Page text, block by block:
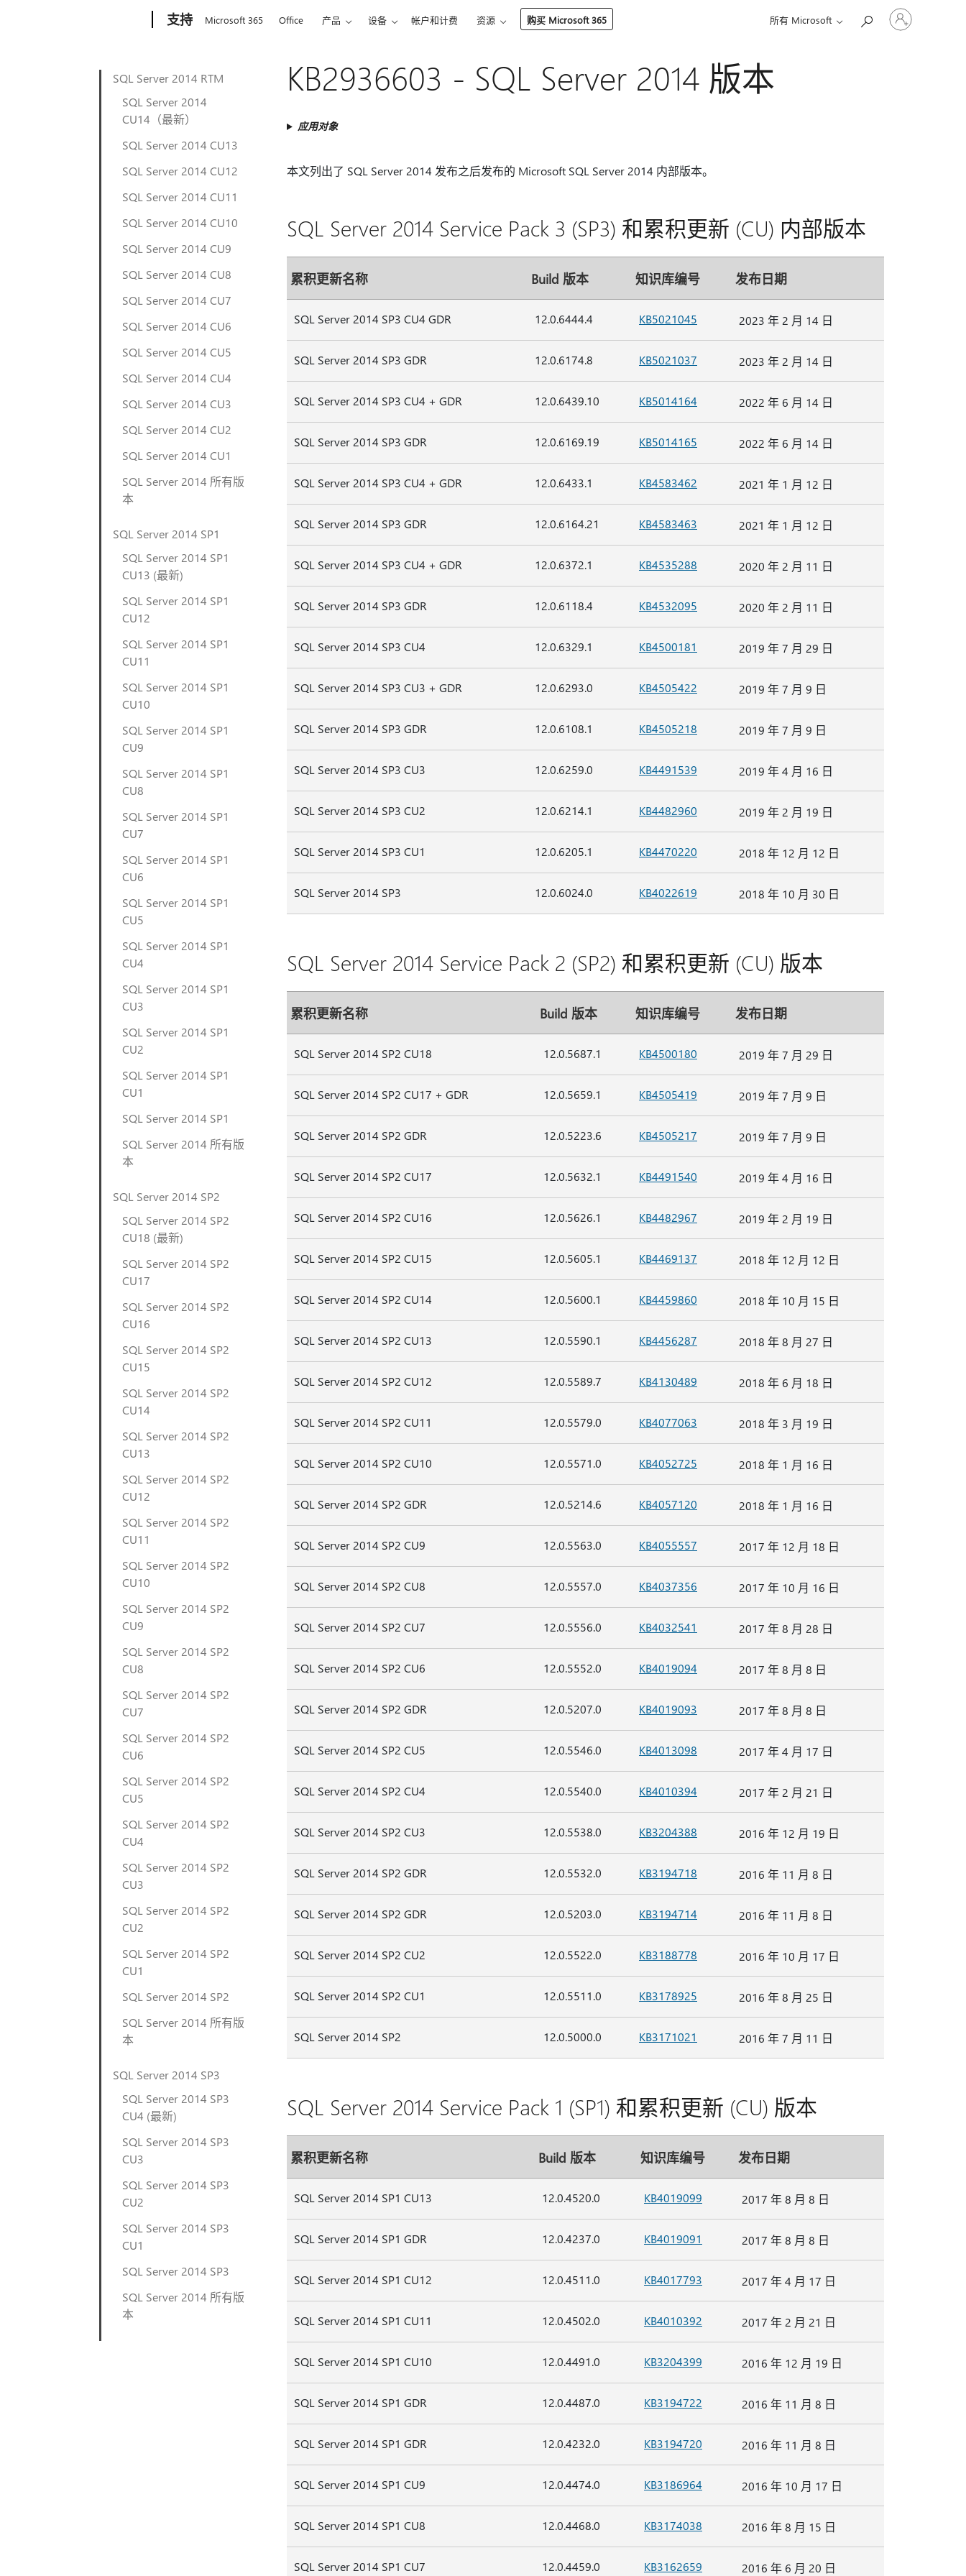
支持 Microsoft 365 Office 产品 设备 帐户和计费 资源 购买 Microsoft 365 所有 Microsoft
请
登
SQL Server 2014 RTM
SQL Server 2014
CU14（最新）
SQL Server 2014 CU13
SQL Server 2014 CU12
SQL Server 2014 CU11
SQL Server 2014 CU10
SQL Server 2014 CU9
SQL Server 2014 CU8
SQL Server 2014 CU7
SQL Server 2014 CU6
SQL Server 2014 CU5
SQL Server 2014 CU4
SQL Server 2014 CU3
SQL Server 2014 CU2
SQL Server 2014 CU1
SQL Server 2014 所有版
本
SQL Server 2014 SP1
SQL Server 2014 SP1
CU13 (最新)
SQL Server 2014 SP1
CU12
SQL Server 2014 SP1
CU11
SQL Server 2014 SP1
CU10
SQL Server 2014 SP1
CU9
SQL Server 2014 SP1
CU8
SQL Server 2014 SP1
CU7
SQL Server 2014 SP1
CU6
SQL Server 2014 SP1
CU5
SQL Server 2014 SP1
CU4
SQL Server 2014 SP1
CU3
SQL Server 2014 SP1
CU2
SQL Server 2014 SP1
CU1
SQL Server 2014 SP1
SQL Server 2014 所有版
本
SQL Server 2014 SP2
SQL Server 2014 SP2
CU18 (最新)
SQL Server 2014 SP2
CU17
SQL Server 2014 SP2
CU16
SQL Server 2014 SP2
CU15
SQL Server 2014 SP2
CU14
SQL Server 2014 SP2
CU13
SQL Server 2014 SP2
CU12
SQL Server 2014 SP2
CU11
SQL Server 2014 SP2
CU10
SQL Server 2014 SP2
CU9
SQL Server 2014 SP2
CU8
SQL Server 2014 SP2
CU7
SQL Server 2014 SP2
CU6
SQL Server 2014 SP2
CU5
SQL Server 2014 SP2
CU4
SQL Server 2014 SP2
CU3
SQL Server 2014 SP2
CU2
SQL Server 2014 SP2
CU1
SQL Server 2014 SP2
SQL Server 2014 所有版
本
SQL Server 2014 SP3
SQL Server 2014 SP3
CU4 (最新)
SQL Server 2014 SP3
CU3
SQL Server 2014 SP3
CU2
SQL Server 2014 SP3
CU1
SQL Server 2014 SP3
SQL Server 2014 所有版
本
KB2936603 - SQL Server 2014 版本
应用对象
本文列出了 SQL Server 2014 发布之后发布的 Microsoft SQL Server 2014 内部版本。
SQL Server 2014 Service Pack 3 (SP3) 和累积更新 (CU) 内部版本
累积更新名称 Build 版本 知识库编号 发布日期
SQL Server 2014 SP3 CU4 GDR 12.0.6444.4 KB5021045 2023 年 2 月 14 日
SQL Server 2014 SP3 GDR 12.0.6174.8 KB5021037 2023 年 2 月 14 日
SQL Server 2014 SP3 CU4 + GDR 12.0.6439.10 KB5014164 2022 年 6 月 14 日
SQL Server 2014 SP3 GDR 12.0.6169.19 KB5014165 2022 年 6 月 14 日
SQL Server 2014 SP3 CU4 + GDR 12.0.6433.1 KB4583462 2021 年 1 月 12 日
SQL Server 2014 SP3 GDR 12.0.6164.21 KB4583463 2021 年 1 月 12 日
SQL Server 2014 SP3 CU4 + GDR 12.0.6372.1 KB4535288 2020 年 2 月 11 日
SQL Server 2014 SP3 GDR 12.0.6118.4 KB4532095 2020 年 2 月 11 日
SQL Server 2014 SP3 CU4 12.0.6329.1 KB4500181 2019 年 7 月 29 日
SQL Server 2014 SP3 CU3 + GDR 12.0.6293.0 KB4505422 2019 年 7 月 9 日
SQL Server 2014 SP3 GDR 12.0.6108.1 KB4505218 2019 年 7 月 9 日
SQL Server 2014 SP3 CU3 12.0.6259.0 KB4491539 2019 年 4 月 16 日
SQL Server 2014 SP3 CU2 12.0.6214.1 KB4482960 2019 年 2 月 19 日
SQL Server 2014 SP3 CU1 12.0.6205.1 KB4470220 2018 年 12 月 12 日
SQL Server 2014 SP3 12.0.6024.0 KB4022619 2018 年 10 月 30 日
SQL Server 2014 Service Pack 2 (SP2) 和累积更新 (CU) 版本
累积更新名称 Build 版本 知识库编号 发布日期
SQL Server 2014 SP2 CU18 12.0.5687.1 KB4500180 2019 年 7 月 29 日
SQL Server 2014 SP2 CU17 + GDR 12.0.5659.1 KB4505419 2019 年 7 月 9 日
SQL Server 2014 SP2 GDR 12.0.5223.6 KB4505217 2019 年 7 月 9 日
SQL Server 2014 SP2 CU17 12.0.5632.1 KB4491540 2019 年 4 月 16 日
SQL Server 2014 SP2 CU16 12.0.5626.1 KB4482967 2019 年 2 月 19 日
SQL Server 2014 SP2 CU15 12.0.5605.1 KB4469137 2018 年 12 月 12 日
SQL Server 2014 SP2 CU14 12.0.5600.1 KB4459860 2018 年 10 月 15 日
SQL Server 2014 SP2 CU13 12.0.5590.1 KB4456287 2018 年 8 月 27 日
SQL Server 2014 SP2 CU12 12.0.5589.7 KB4130489 2018 年 6 月 18 日
SQL Server 2014 SP2 CU11 12.0.5579.0 KB4077063 2018 年 3 月 19 日
SQL Server 2014 SP2 CU10 12.0.5571.0 KB4052725 2018 年 1 月 16 日
SQL Server 2014 SP2 GDR 12.0.5214.6 KB4057120 2018 年 1 月 16 日
SQL Server 2014 SP2 CU9 12.0.5563.0 KB4055557 2017 年 12 月 18 日
SQL Server 2014 SP2 CU8 12.0.5557.0 KB4037356 2017 年 10 月 16 日
SQL Server 2014 SP2 CU7 12.0.5556.0 KB4032541 2017 年 8 月 28 日
SQL Server 2014 SP2 CU6 12.0.5552.0 KB4019094 2017 年 8 月 8 日
SQL Server 2014 SP2 GDR 12.0.5207.0 KB4019093 2017 年 8 月 8 日
SQL Server 2014 SP2 CU5 12.0.5546.0 KB4013098 2017 年 4 月 17 日
SQL Server 2014 SP2 CU4 12.0.5540.0 KB4010394 2017 年 2 月 21 日
SQL Server 2014 SP2 CU3 12.0.5538.0 KB3204388 2016 年 12 月 19 日
SQL Server 2014 SP2 GDR 12.0.5532.0 KB3194718 2016 年 11 月 8 日
SQL Server 2014 SP2 GDR 12.0.5203.0 KB3194714 2016 年 11 月 8 日
SQL Server 2014 SP2 CU2 12.0.5522.0 KB3188778 2016 年 10 月 17 日
SQL Server 2014 SP2 CU1 12.0.5511.0 KB3178925 2016 年 8 月 25 日
SQL Server 2014 SP2 12.0.5000.0 KB3171021 2016 年 7 月 11 日
SQL Server 2014 Service Pack 1 (SP1) 和累积更新 (CU) 版本
累积更新名称 Build 版本 知识库编号 发布日期
SQL Server 2014 SP1 CU13 12.0.4520.0 KB4019099 2017 年 8 月 8 日
SQL Server 2014 SP1 GDR 12.0.4237.0 KB4019091 2017 年 8 月 8 日
SQL Server 2014 SP1 CU12 12.0.4511.0 KB4017793 2017 年 4 月 17 日
SQL Server 2014 SP1 CU11 12.0.4502.0 KB4010392 2017 年 2 月 21 日
SQL Server 2014 SP1 CU10 12.0.4491.0 KB3204399 2016 年 12 月 19 日
SQL Server 2014 SP1 GDR 12.0.4487.0 KB3194722 2016 年 11 月 8 日
SQL Server 2014 SP1 GDR 12.0.4232.0 KB3194720 2016 年 11 月 8 日
SQL Server 2014 SP1 CU9 12.0.4474.0 KB3186964 2016 年 10 月 17 日
SQL Server 2014 SP1 CU8 12.0.4468.0 KB3174038 2016 年 8 月 15 日
SQL Server 2014 SP1 CU7 12.0.4459.0 KB3162659 2016 年 6 月 20 日